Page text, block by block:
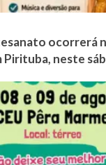
ocorrerá
Pirituba, neste